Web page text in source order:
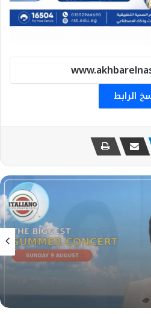
الرابط
حفلًا غنائيًا ضخمًا في
الشمالي